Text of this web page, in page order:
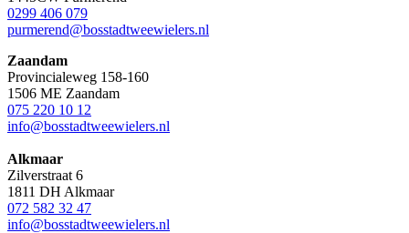
0299 406 079
purmerend@bosstadtweewielers.nl
Zaandam
Provincialeweg 158-160
1506 ME Zaandam
075 220 10 12
info@bosstadtweewielers.nl
Alkmaar
Zilverstraat 6
1811 DH Alkmaar
072 582 32 47
info@bosstadtweewielers.nl